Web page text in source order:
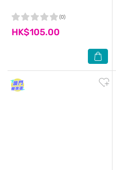
HK$105.00
(0)